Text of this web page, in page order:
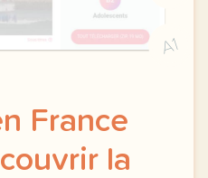
A1
France
la